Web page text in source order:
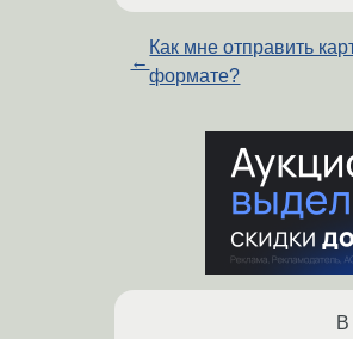
←
Как мне отправить
формате?
В